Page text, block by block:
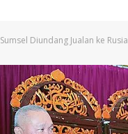
Sumsel Diundang Jualan ke Rusia